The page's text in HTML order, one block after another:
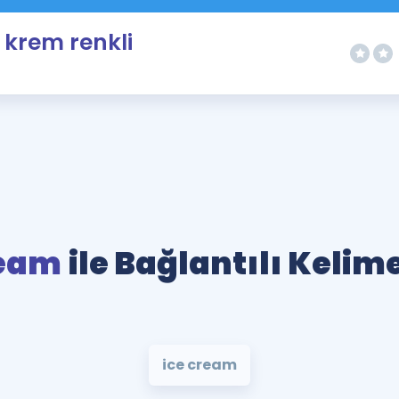
krem renkli
ile Bağlantılı
ice cream